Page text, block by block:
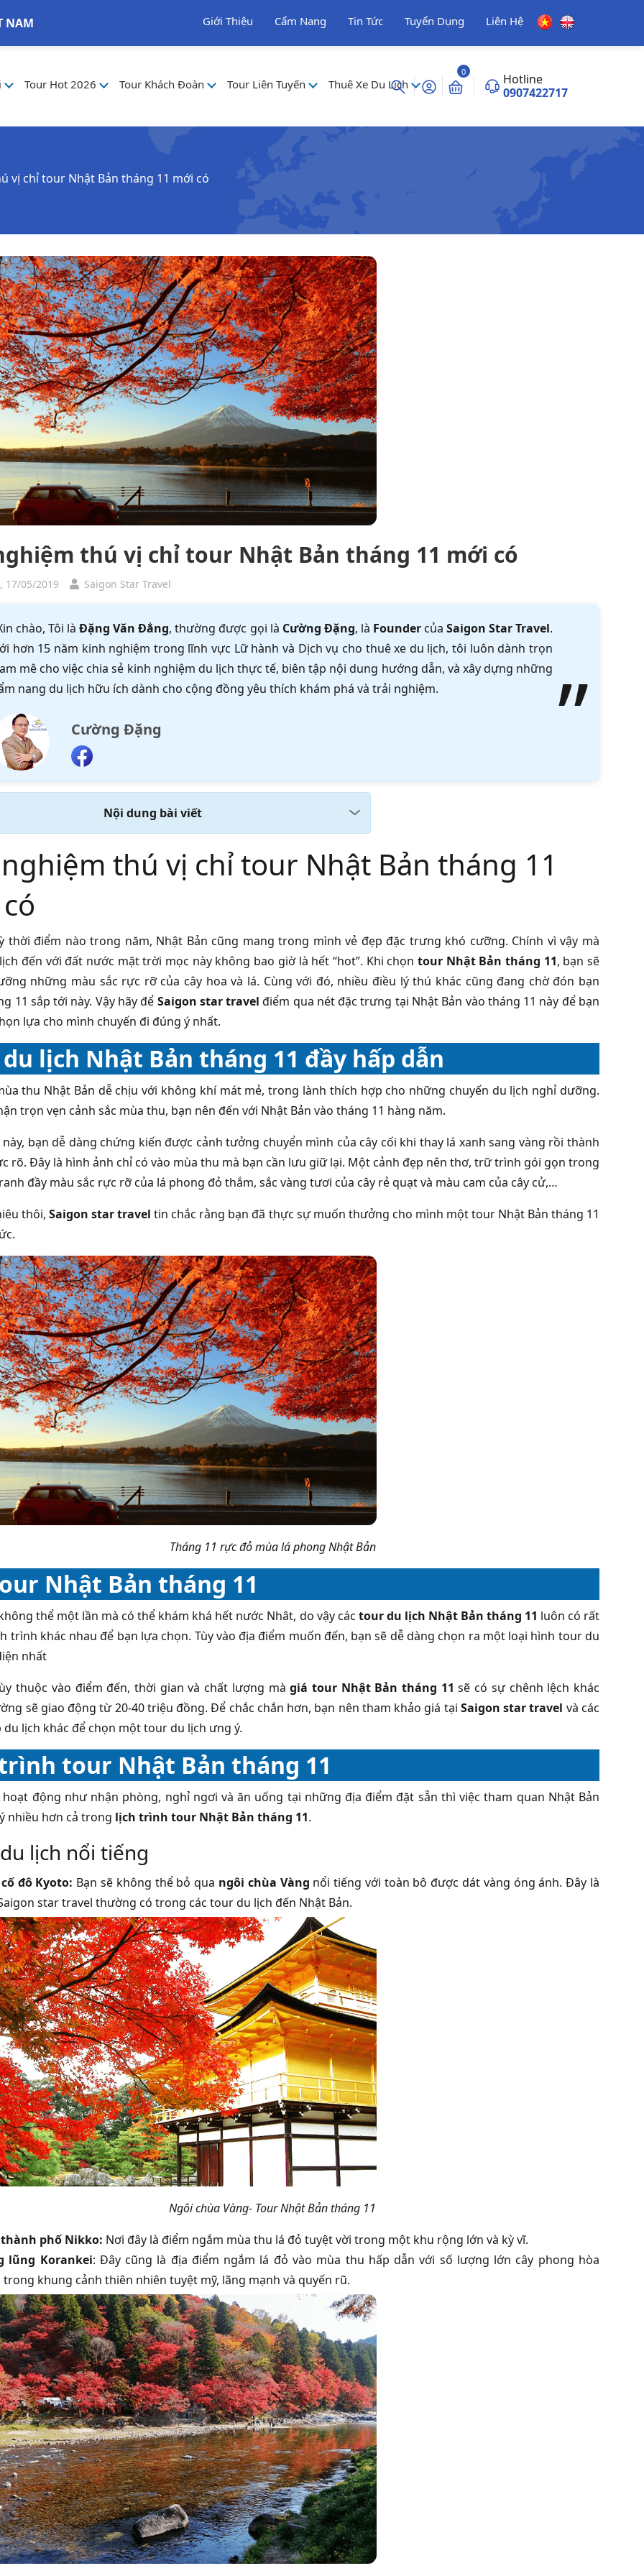
NAM Giới Thiệu Cẩm Nang Tin Tức Tuyển Dụng Liên Hệ
Tour Hot 2026 Tour Khách Đoàn Tour Liên Tuyến Thuê Xe Du Lịch
0
Hotline
0907422717
vị chỉ tour Nhật Bản tháng 11 mới có
thú vị chỉ tour Nhật Bản tháng 11 mới có
17/05/2019 Saigon Star Travel
chào, Tôi làĐặng Văn Đẳng, thường được gọi là Cường Đặng, là Foundercủa Saigon Star Travel.
hơn 15 năm kinh nghiệm trong lĩnh vực Lữ hành và Dịch vụ cho thuê xe du lịch, tôi luôn dành trọn
mê cho việc chia sẻ kinh nghiệm du lịch thực tế, biên tập nội dung hướng dẫn, và xây dựng những
nang du lịch hữu ích dành cho cộng đồng yêu thích khám phá và trải nghiệm.
Cường Đặng
Nội dung bài viết
thú vị chỉ tour Nhật Bản tháng 11
thời điểm nào trong năm, Nhật Bản cũng mang trong mình vẻ đẹp đặc trưng khó cưỡng. Chính vì vậy mà
đến với đất nước mặt trời mọc này không bao giờ là hết “hot”. Khi chọn tour Nhật Bản tháng 11, bạn sẽ
những màu sắc rực rỡ của cây hoa và lá. Cùng với đó, nhiều điều lý thú khác cũng đang chờ đón bạn
11 sắp tới này. Vậy hãy để Saigon star travel điểm qua nét đặc trưng tại Nhật Bản vào tháng 11 này để bạn
lựa cho mình chuyến đi đúng ý nhất.
lịch Nhật Bản tháng 11 đầy hấp dẫn
thu Nhật Bản dễ chịu với không khí mát mẻ, trong lành thích hợp cho những chuyến du lịch nghỉ dưỡng.
trọn vẹn cảnh sắc mùa thu, bạn nên đến với Nhật Bản vào tháng 11 hàng năm.
bạn dễ dàng chứng kiến được cảnh tưởng chuyển mình của cây cối khi thay lá xanh sang vàng rồi thành
rõ. Đây là hình ảnh chỉ có vào mùa thu mà bạn cần lưu giữ lại. Một cảnh đẹp nên thơ, trữ trình gói gọn trong
đầy màu sắc rực rỡ của lá phong đỏ thắm, sắc vàng tươi của cây rẻ quạt và màu cam của cây cử,…
thôi,Saigon star travel tin chắc rằng bạn đã thực sự muốn thưởng cho mình một tour Nhật Bản tháng 11
Tháng 11 rực đỏ mùa lá phong Nhật Bản
Nhật Bản tháng 11
thể một lần mà có thể khám khá hết nước Nhât, do vậy các tour du lịch Nhật Bản tháng 11 luôn có rất
trình khác nhau để bạn lựa chọn. Tùy vào địa điểm muốn đến, bạn sẽ dễ dàng chọn ra một loại hình tour du
nhất
thuộc vào điểm đến, thời gian và chất lượng màgiá tour Nhật Bản tháng 11 sẽ có sự chênh lệch khác
sẽ giao động từ 20-40 triệu đồng. Để chắc chắn hơn, bạn nên tham khảo giá tại Saigon star travel và các
lịch khác để chọn một tour du lịch ưng ý.
tour Nhật Bản tháng 11
hoạt động như nhận phòng, nghỉ ngơi và ăn uống tại những địa điểm đặt sẵn thì việc tham quan Nhật Bản
nhiều hơn cả trong lịch trình tour Nhật Bản tháng 11.
lịch nổi tiếng
cố đô Kyoto: Bạn sẽ không thể bỏ qua ngôi chùa Vàng nổi tiếng với toàn bô được dát vàng óng ánh. Đây là
star travel thường có trong các tour du lịch đến Nhật Bản.
Ngôi chùa Vàng- Tour Nhật Bản tháng 11
phố Nikko: Nơi đây là điểm ngắm mùa thu lá đỏ tuyệt vời trong một khu rộng lớn và kỳ vĩ.
lũng Korankei: Đây cũng là địa điểm ngắm lá đỏ vào mùa thu hấp dẫn với số lượng lớn cây phong hòa
trong khung cảnh thiên nhiên tuyệt mỹ, lãng mạnh và quyến rũ.